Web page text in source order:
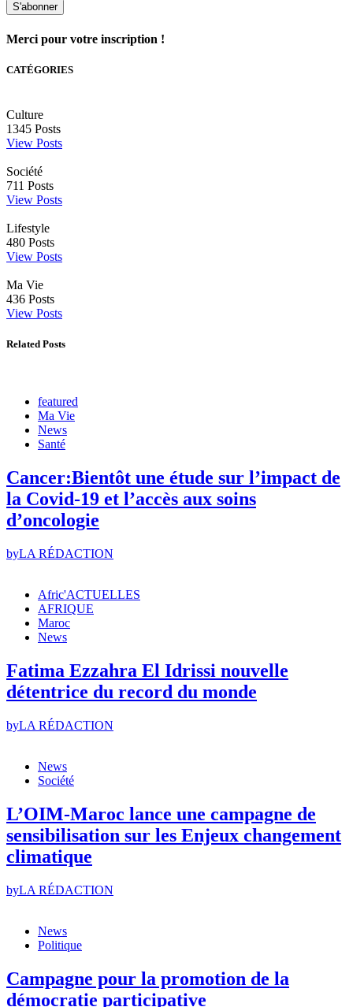
S'abonner
Merci pour votre inscription !
CATÉGORIES
Culture
1345 Posts
View Posts
Société
711 Posts
View Posts
Lifestyle
480 Posts
View Posts
Ma Vie
436 Posts
View Posts
Related Posts
featured
Ma Vie
News
Santé
Cancer:Bientôt une étude sur l’impact de
la Covid-19 et l’accès aux soins
d’oncologie
byLA RÉDACTION
Afric'ACTUELLES
AFRIQUE
Maroc
News
Fatima Ezzahra El Idrissi nouvelle
détentrice du record du monde
byLA RÉDACTION
News
Société
L’OIM-Maroc lance une campagne de
sensibilisation sur les Enjeux changement
climatique
byLA RÉDACTION
News
Politique
Campagne pour la promotion de la
démocratie participative